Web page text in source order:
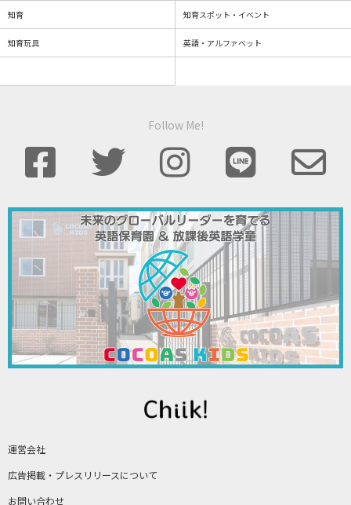
運営会社
広告掲載・プレスリリースについて
お問い合わせ
知育 知育スポット・イベント
知育玩具 英語・アルファベット
Follow Me!